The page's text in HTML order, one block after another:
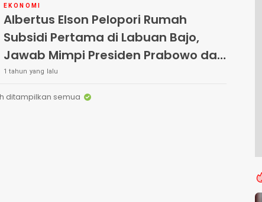
EKONOMI
Albertus Elson Pelopori Rumah
Subsidi Pertama di Labuan Bajo,
Jawab Mimpi Presiden Prabowo dan
Harapan Warga Kecil
1 tahun yang lalu
ditampilkan semua